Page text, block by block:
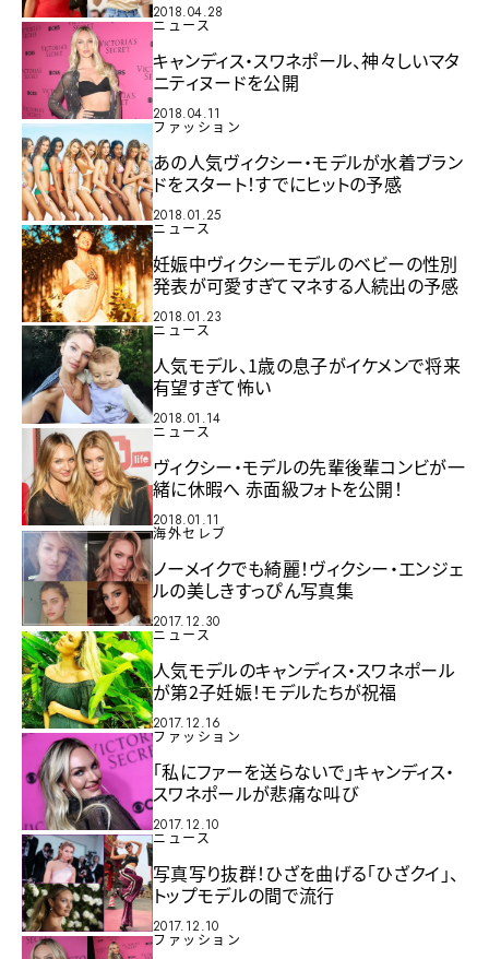
2018.04.28
ニュース
キャンディス・スワネポール、神々しいマタ
ニティヌードを公開
2018.04.11
ファッション
あの人気ヴィクシー・モデルが水着ブラン
ドをスタート！すでにヒットの予感
2018.01.25
ニュース
妊娠中ヴィクシーモデルのベビーの性別
発表が可愛すぎてマネする人続出の予感
2018.01.23
ニュース
人気モデル、1歳の息子がイケメンで将来
有望すぎて怖い
2018.01.14
ニュース
ヴィクシー・モデルの先輩後輩コンビが一
緒に休暇へ 赤面級フォトを公開！
2018.01.11
海外セレブ
ノーメイクでも綺麗！ヴィクシー・エンジェ
ルの美しきすっぴん写真集
2017.12.30
ニュース
人気モデルのキャンディス・スワネポール
が第2子妊娠！モデルたちが祝福
2017.12.16
ファッション
「私にファーを送らないで」キャンディス・
スワネポールが悲痛な叫び
2017.12.10
ニュース
写真写り抜群！ひざを曲げる「ひざクイ」、
トップモデルの間で流行
2017.12.10
ファッション